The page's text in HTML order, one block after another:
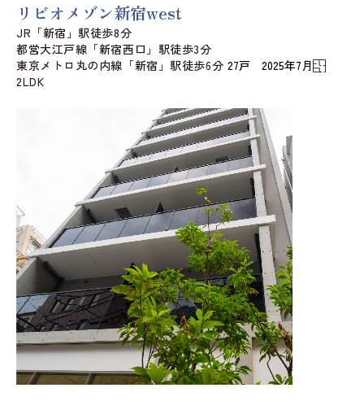
リビオメゾン新宿west
JR「新宿」駅徒歩8分
都営大江戸線「新宿西口」駅徒歩3分
東京メトロ丸の内線「新宿」駅徒歩6分 27戸 2025年7月
2LDK